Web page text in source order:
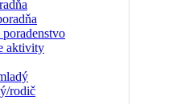
aktivity
rodič